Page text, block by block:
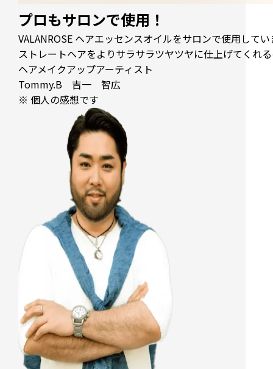
プロもサロンで使用！
VALANROSE ヘアエッセンスオイルをサロンで使用してい
ストレートヘアをよりサラサラツヤツヤに仕上げてくれ
ヘアメイクアップアーティスト
Tommy.B 吉一 智広
※ 個人の感想です